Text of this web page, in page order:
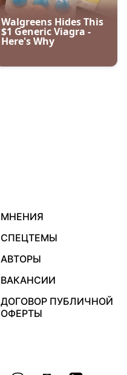
МНЕНИЯ
СПЕЦТЕМЫ
АВТОРЫ
ВАКАНСИИ
ДОГОВОР ПУБЛИЧНОЙ
ОФЕРТЫ